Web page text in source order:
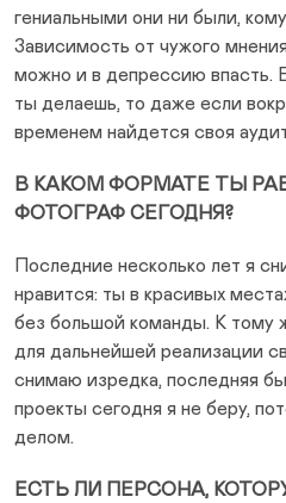
гениальными они ни были,
Зависимость от чужого
можно и в депрессию впасть.
ты делаешь, то даже если
временем найдется своя
В КАКОМ ФОРМАТЕ ТЫ
ФОТОГРАФ СЕГОДНЯ?
Последние несколько лет я
нравится: ты в красивых
без большой команды. К тому
для дальнейшей реализации
снимаю изредка, последняя
проекты сегодня я не беру,
делом.
ЕСТЬ ЛИ ПЕРСОНА,